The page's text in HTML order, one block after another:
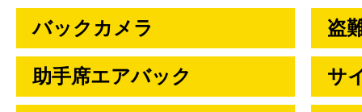
バックカメラ 盗
助手席エアバック サ